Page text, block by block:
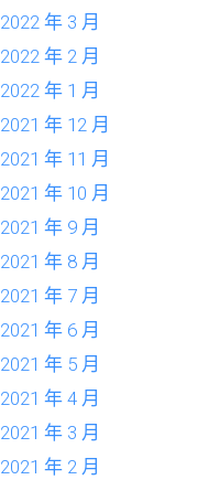
2022 年 3 月
2022 年 2 月
2022 年 1 月
2021 年 12 月
2021 年 11 月
2021 年 10 月
2021 年 9 月
2021 年 8 月
2021 年 7 月
2021 年 6 月
2021 年 5 月
2021 年 4 月
2021 年 3 月
2021 年 2 月